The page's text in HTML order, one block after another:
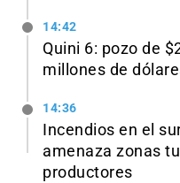
14:42
Quini 6: pozo de
millones de
14:36
Incendios en el
amenaza zonas
productores